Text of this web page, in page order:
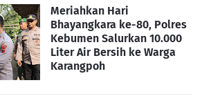
Meriahkan Hari
Bhayangkara ke-80, Polres
Kebumen Salurkan 10.000
Liter Air Bersih ke Warga
Karangpoh